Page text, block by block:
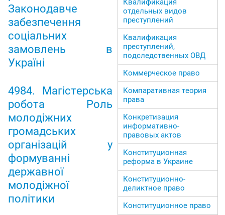
Законодавче
забезпечення
соціальних
замовлень в
Україні
4984. Магістерська
робота Роль
молодіжних
громадських
організацій у
формуванні
державної
молодіжної
політики
Квалификация
отдельных видов
преступлений
Квалификация
преступлений,
подследственных ОВД
Коммерческое право
Компаративная теория
права
Конкретизация
информативно-
правовых актов
Конституционная
реформа в Украине
Конституционно-
деликтное право
Конституционное право